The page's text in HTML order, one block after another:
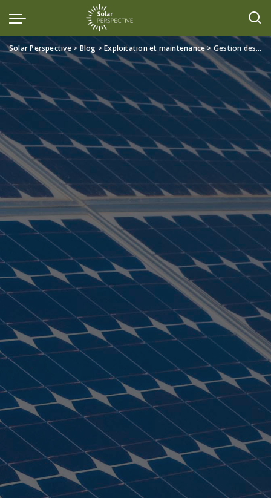
Solar Perspective> Blog >Exploitation et maintenance>Gestion des Risques dans les Projets Solaires : Stratégies et Meilleures Pratiques